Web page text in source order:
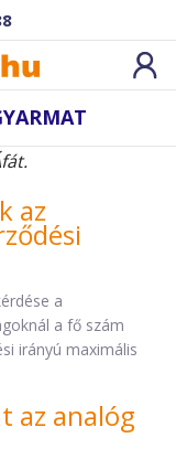
az
a
a fő szám
irányú maximális
az analóg